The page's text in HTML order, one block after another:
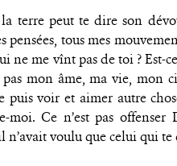
terre peut te dire son
pensées, tous mes
ne me vînt pas de toi ? Est-
pas mon âme, ma vie, mon
puis voir et aimer autre
moi. Ce n’est pas
n’avait voulu que celui qui